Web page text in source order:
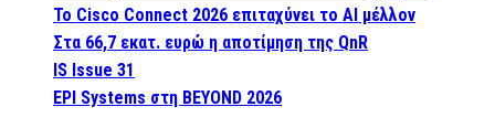
Το Cisco Connect 2026 επιταχύνει το AI μέλλον
Στα 66,7 εκατ. ευρώ η αποτίμηση της QnR
IS Issue 31
EPI Systems στη BEYOND 2026